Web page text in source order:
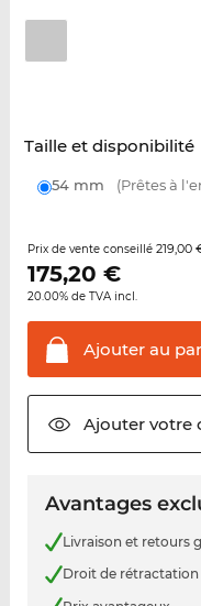
Taille et disponibilité
54 mm (Prêtes à
Prix de vente conseillé 219,00
175,20 €
20.00% de TVA incl.
Ajouter au
Ajouter votre
Avantages
Livraison et retours
Droit de rétractation